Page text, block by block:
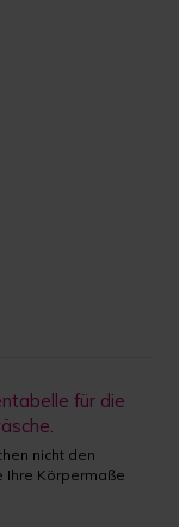
für die
nicht den
Ihre Körpermaße